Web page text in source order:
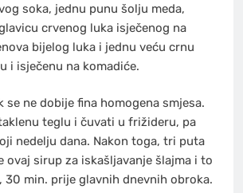
soka, jednu punu šolju meda,
crvenog luka isječenog na
bijelog luka i jednu veću crnu
i isječenu na komadiće.
se ne dobije fina homogena smjesa.
teglu i čuvati u frižideru, pa
nedelju dana. Nakon toga, tri puta
ovaj sirup za iskašljavanje šlajma i to
30 min. prije glavnih dnevnih obroka.